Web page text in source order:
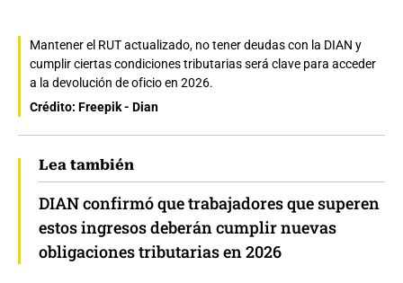
Mantener el RUT actualizado, no tener deudas con la DIAN y
cumplir ciertas condiciones tributarias será clave para acceder
a la devolución de oficio en 2026.
Crédito: Freepik - Dian
Lea también
DIAN confirmó que trabajadores que superen
estos ingresos deberán cumplir nuevas
obligaciones tributarias en 2026